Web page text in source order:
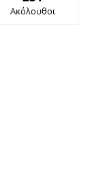
Ακόλουθοι